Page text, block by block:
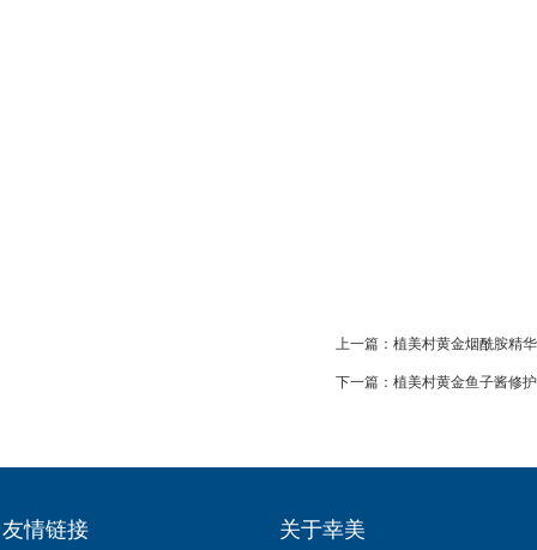
上一篇： 植美村黄金烟酰胺精
下一篇： 植美村黄金鱼子酱修
友情链接 关于幸美